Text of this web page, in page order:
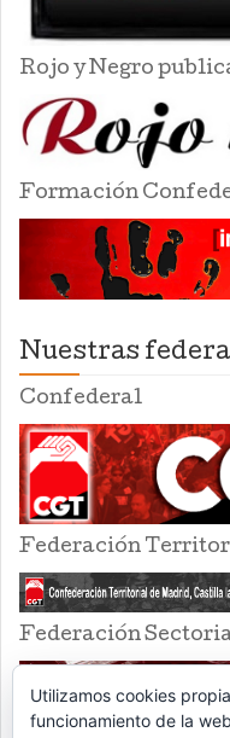
Rojo y Negro
Formación
Nuestras
Confederal
Federación
Federación
Utilizamos cookies
funcionamiento de la